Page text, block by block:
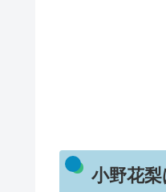
小野花